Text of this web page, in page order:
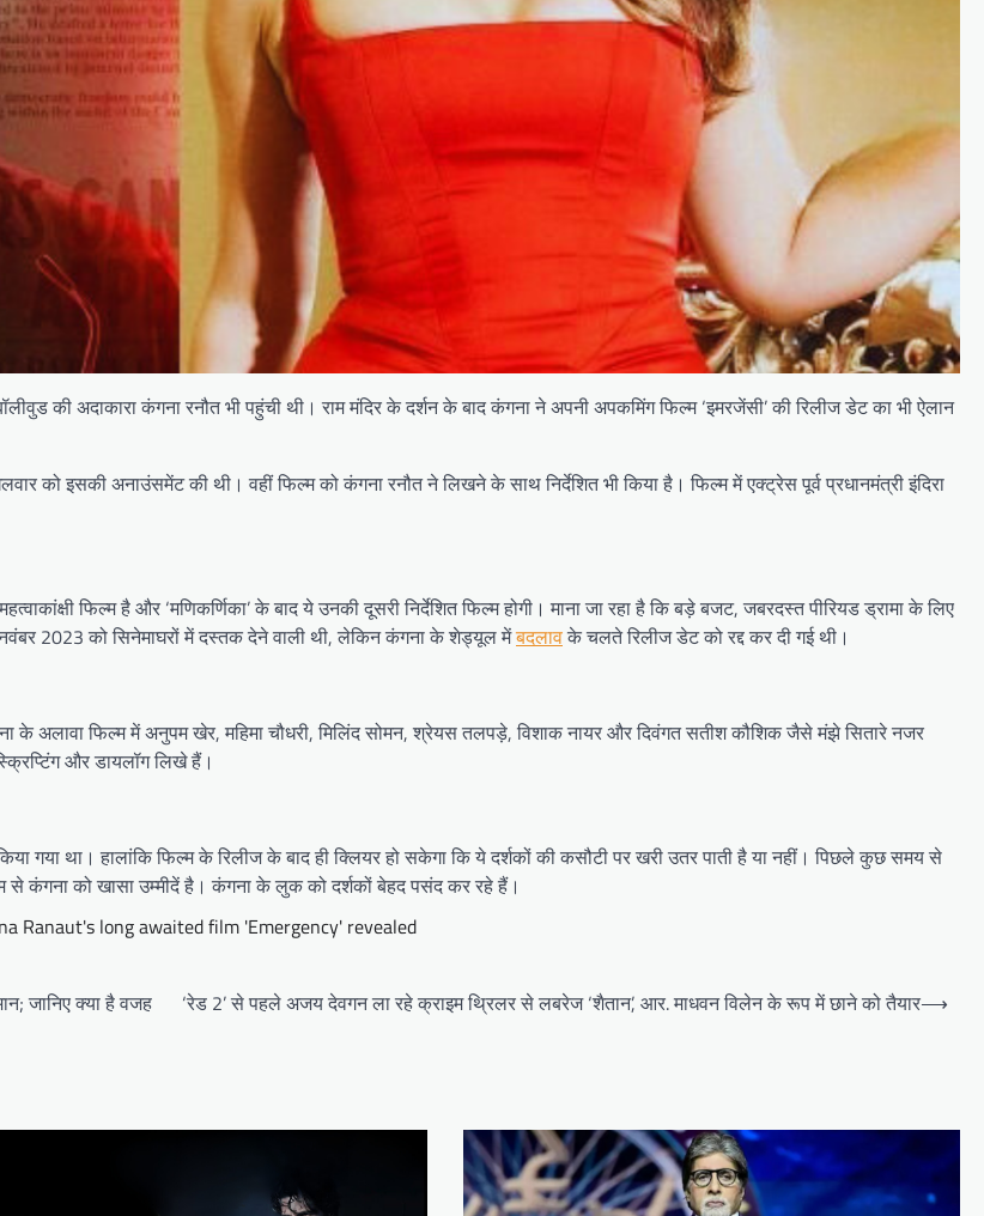
की अदाकारा कंगना रनौत भी पहुंची थी। राम मंदिर के दर्शन के बाद कंगना ने अपनी अपकमिंग फिल्म ‘इमरजेंसी’ की रिलीज डेट का भी ऐलान
को इसकी अनाउंसमेंट की थी। वहीं फिल्म को कंगना रनौत ने लिखने के साथ निर्देशित भी किया है। फिल्म में एक्ट्रेस पूर्व प्रधानमंत्री इंदिरा
फिल्म है और ‘मणिकर्णिका’ के बाद ये उनकी दूसरी निर्देशित फिल्म होगी। माना जा रहा है कि बड़े बजट, जबरदस्त पीरियड ड्रामा के लिए
2023 को सिनेमाघरों में दस्तक देने वाली थी, लेकिन कंगना के शेड्यूल मेंबदलावके चलते रिलीज डेट को रद्द कर दी गई थी।
के अलावा फिल्म में अनुपम खेर, महिमा चौधरी, मिलिंद सोमन, श्रेयस तलपड़े, विशाक नायर और दिवंगत सतीश कौशिक जैसे मंझे सितारे नजर
और डायलॉग लिखे हैं।
गया था। हालांकि फिल्म के रिलीज के बाद ही क्लियर हो सकेगा कि ये दर्शकों की कसौटी पर खरी उतर पाती है या नहीं। पिछले कुछ समय से
कंगना को खासा उम्मीदें है। कंगना के लुक को दर्शकों बेहद पसंद कर रहे हैं।
Ranaut's long awaited film 'Emergency' revealed
जानिए क्या है वजह ‘रेड 2’ से पहले अजय देवगन ला रहे क्राइम थ्रिलर से लबरेज ‘शैतान’, आर. माधवन विलेन के रूप में छाने को तैयार⟶